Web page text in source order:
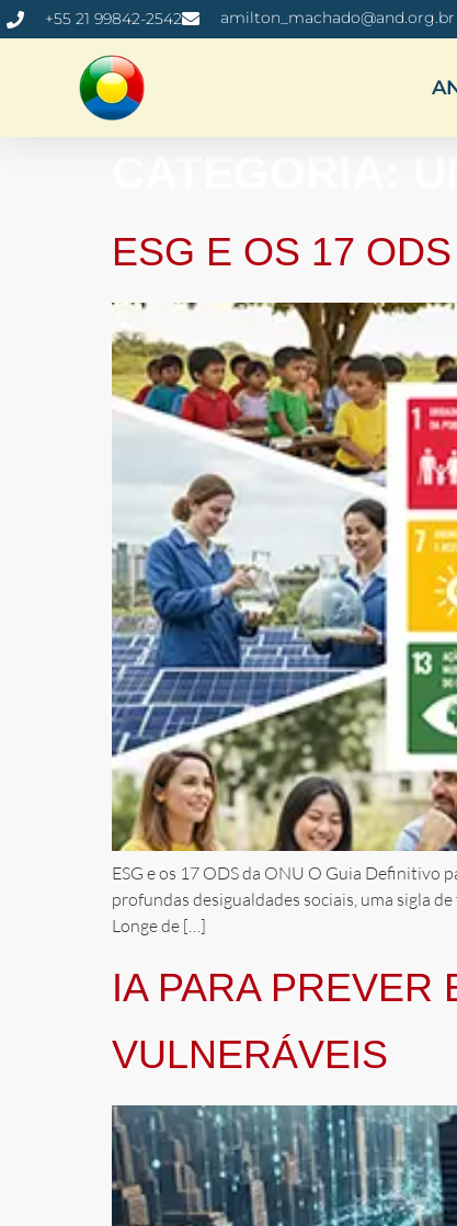
+55 21 99842-2542 amilton_machado@and.org.br
ESG E OS 17
ESG e os 17 ODS da ONU O Guia Definitivo
profundas desigualdades sociais, uma sigla
Longe de […]
IA PARA PREVER
VULNERÁVEIS